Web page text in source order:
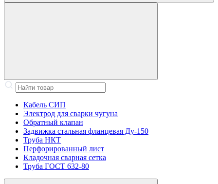
Кабель СИП
Электрод для сварки чугуна
Обратный клапан
Задвижка стальная фланцевая Ду-150
Труба НКТ
Перфорированный лист
Кладочная сварная сетка
Труба ГОСТ 632-80